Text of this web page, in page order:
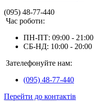
(095) 48-77-440
Час роботи:
ПН-ПТ: 09:00 - 21:00
СБ-НД: 10:00 - 20:00
Зателефонуйте нам:
(095) 48-77-440
Перейти до контактів